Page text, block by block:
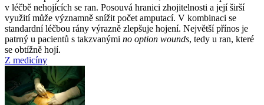
v léčbě nehojících se ran. Posouvá hranici zhojitelnosti a její širší
využití může významně snížit počet amputací. V kombinaci se
standardní léčbou rány výrazně zlepšuje hojení. Největší přínos je
patrný u pacientů s takzvanými no option wounds, tedy u ran, které
se obtížně hojí.
Z medicíny